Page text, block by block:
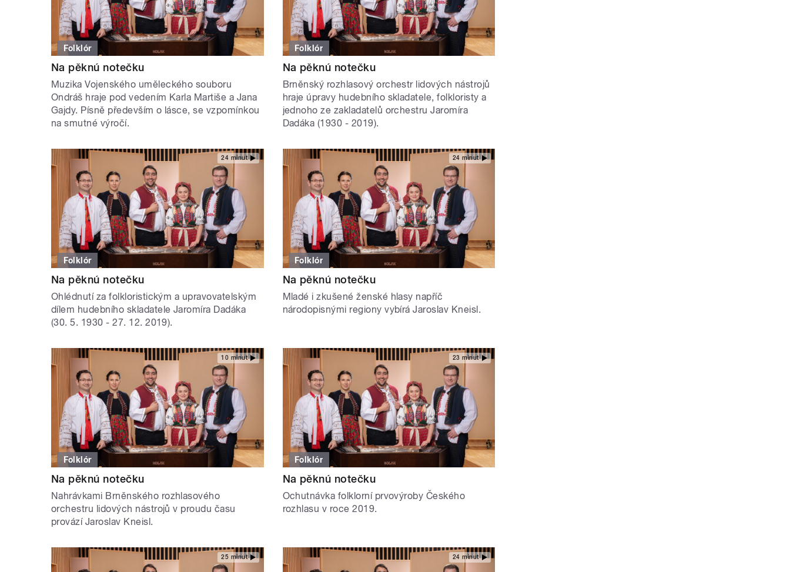
Folklór
Na pěknú notečku
Muzika Vojenského uměleckého souboru
Ondráš hraje pod vedením Karla Martiše a Jana
Gajdy. Písně především o lásce, se vzpomínkou
na smutné výročí.
Folklór
Na pěknú notečku
Brněnský rozhlasový orchestr lidových nástrojů
hraje úpravy hudebního skladatele, folkloristy a
jednoho ze zakladatelů orchestru Jaromíra
Dadáka (1930 - 2019).
24 minut
Folklór
Na pěknú notečku
Ohlédnutí za folkloristickým a upravovatelským
dílem hudebního skladatele Jaromíra Dadáka
(30. 5. 1930 - 27. 12. 2019).
24 minut
Folklór
Na pěknú notečku
Mladé i zkušené ženské hlasy napříč
národopisnými regiony vybírá Jaroslav Kneisl.
10 minut
Folklór
Na pěknú notečku
Nahrávkami Brněnského rozhlasového
orchestru lidových nástrojů v proudu času
provází Jaroslav Kneisl.
23 minut
Folklór
Na pěknú notečku
Ochutnávka folklorní prvovýroby Českého
rozhlasu v roce 2019.
25 minut 24 minut